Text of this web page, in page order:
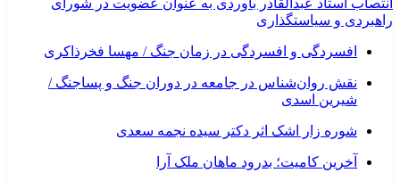
انتصاب استاد عبدالقادر باوردی به عنوان عضویت در شورای
راهبردی و سیاستگذاری
افسردگی و افسردگی در زمان جنگ / مهسا فخرذاکری
نقش روان‌شناس در جامعه در دوران جنگ و پساجنگ /
شیرین اسدی
شوره زار اشک اثر دکتر سیده نجمه سعدی
​آخرین کامیت؛ بدرود ماهان ملک آرا